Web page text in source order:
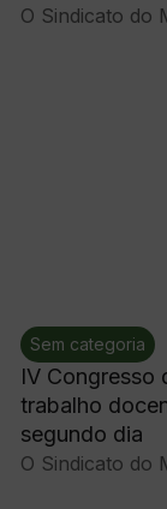
O Sindicato do
Sem categoria
IV Congresso
trabalho
segundo dia
O Sindicato do